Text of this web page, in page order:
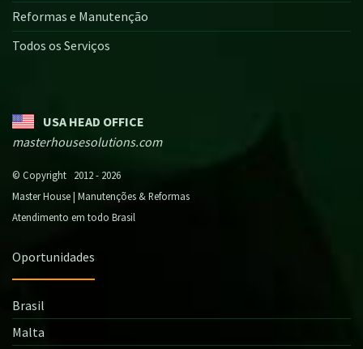
Reformas e Manutenção
Todos os Serviços
USA HEAD OFFICE
masterhousesolutions.com
© Copyright 2012 - 2026
Master House | Manutenções & Reformas
Atendimento em todo Brasil
Oportunidades
Brasil
Malta